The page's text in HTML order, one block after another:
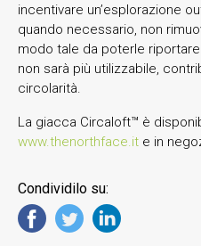
incentivare un’esplorazione
quando necessario, non
modo tale da poterle
non sarà più utilizzabile,
circolarità.
La giacca Circaloft™ è
www.thenorthface.it e in
Condividilo su: